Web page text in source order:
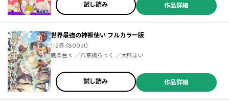
試し読み 作品詳細
世界最強の神獣使い フルカラー版
1-2巻 (800pt)
鷹条色ｓ ／八茶橋らっく ／大熊まい
試し読み 作品詳細